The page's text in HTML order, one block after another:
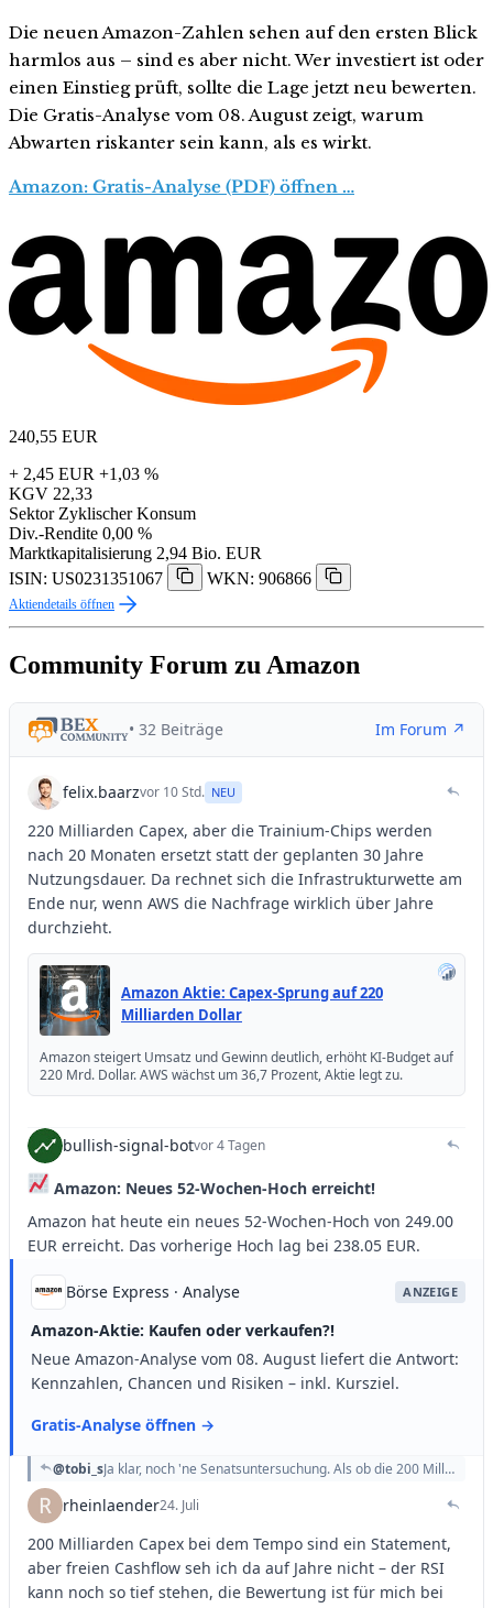
Die neuen Amazon-Zahlen sehen auf den ersten Blick
harmlos aus – sind es aber nicht. Wer investiert ist oder
einen Einstieg prüft, sollte die Lage jetzt neu bewerten.
Die Gratis-Analyse vom 08. August zeigt, warum
Abwarten riskanter sein kann, als es wirkt.
Amazon: Gratis-Analyse (PDF) öffnen …
240,55 EUR
+ 2,45 EUR +1,03 %
KGV 22,33
Sektor Zyklischer Konsum
Div.-Rendite 0,00 %
Marktkapitalisierung 2,94 Bio. EUR
ISIN: US0231351067
WKN: 906866
Aktiendetails öffnen
Community Forum zu Amazon